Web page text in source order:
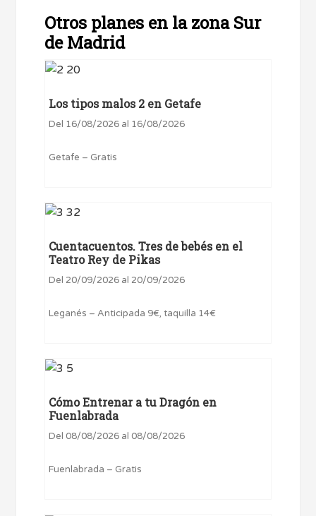
Otros planes en la zona Sur
de Madrid
Los tipos malos 2 en Getafe
Del 16/08/2026 al 16/08/2026
Getafe – Gratis
Cuentacuentos. Tres de bebés en el
Teatro Rey de Pikas
Del 20/09/2026 al 20/09/2026
Leganés – Anticipada 9€, taquilla 14€
Cómo Entrenar a tu Dragón en
Fuenlabrada
Del 08/08/2026 al 08/08/2026
Fuenlabrada – Gratis